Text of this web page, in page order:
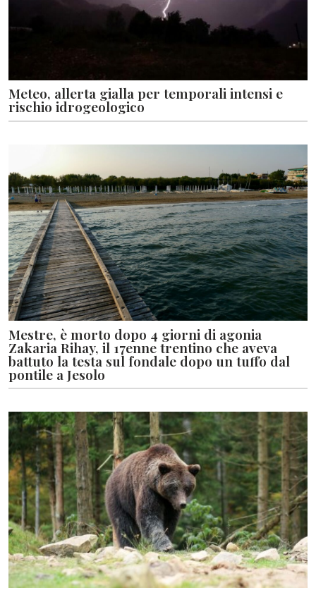
Meteo, allerta gialla per temporali intensi e
rischio idrogeologico
Mestre, è morto dopo 4 giorni di agonia
Zakaria Rihay, il 17enne trentino che aveva
battuto la testa sul fondale dopo un tuffo dal
pontile a Jesolo